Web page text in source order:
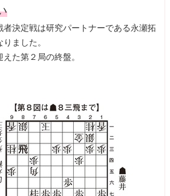
決定戦は研究パートナーである永瀬拓
ました。
た第２局の終盤。